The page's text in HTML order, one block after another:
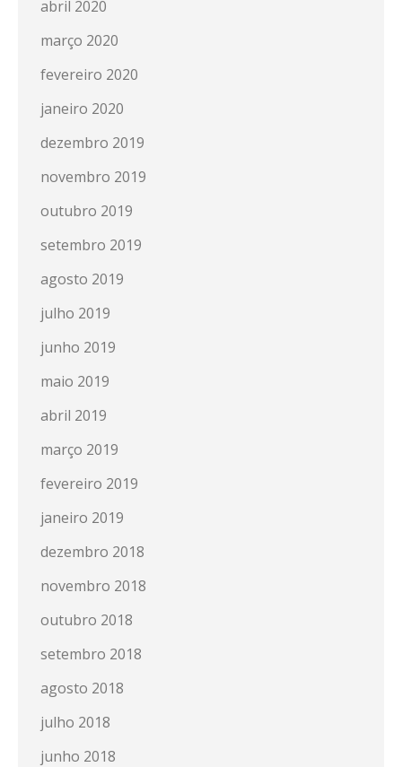
abril 2020
março 2020
fevereiro 2020
janeiro 2020
dezembro 2019
novembro 2019
outubro 2019
setembro 2019
agosto 2019
julho 2019
junho 2019
maio 2019
abril 2019
março 2019
fevereiro 2019
janeiro 2019
dezembro 2018
novembro 2018
outubro 2018
setembro 2018
agosto 2018
julho 2018
junho 2018